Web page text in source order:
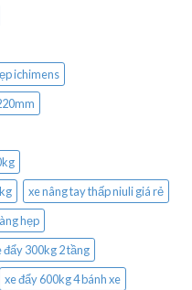
ichimens
xe nâng tay thấp niuli giá rẻ
hẹp
đẩy 300kg 2 tầng
xe đẩy 600kg 4 bánh xe